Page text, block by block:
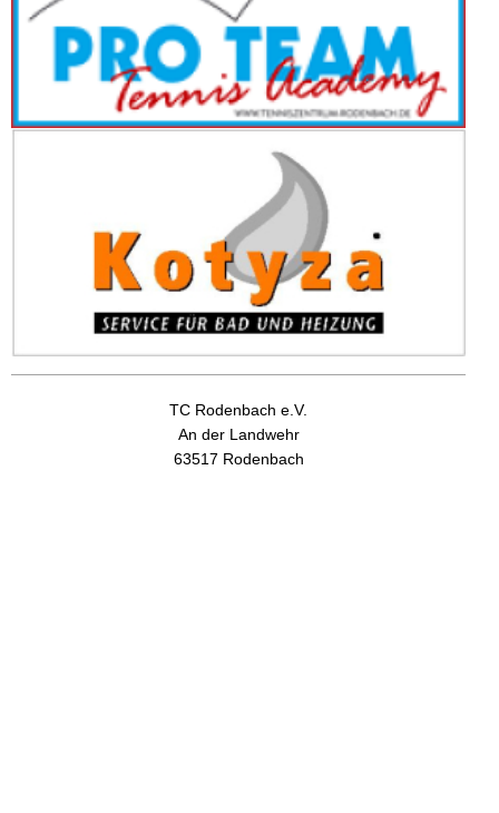
TC Rodenbach e.V.
An der Landwehr
63517 Rodenbach